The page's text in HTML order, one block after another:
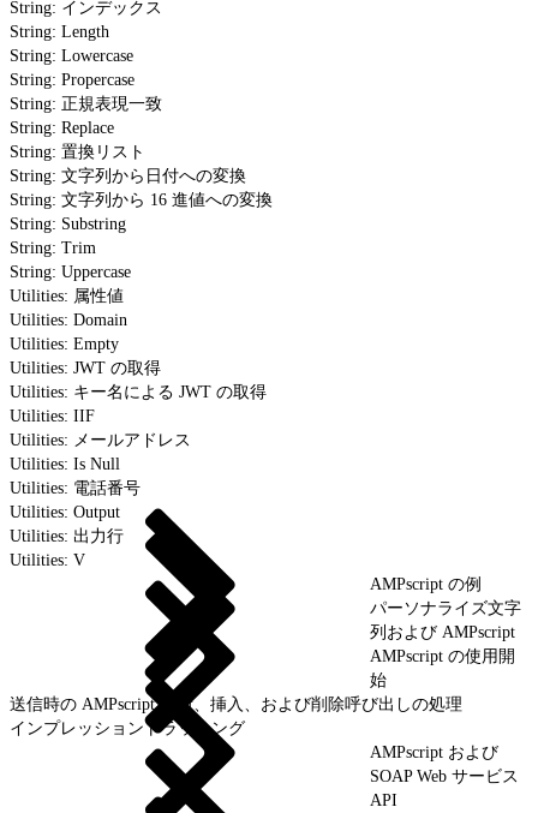
String: インデックス
String: Length
String: Lowercase
String: Propercase
String: 正規表現一致
String: Replace
String: 置換リスト
String: 文字列から日付への変換
String: 文字列から 16 進値への変換
String: Substring
String: Trim
String: Uppercase
Utilities: 属性値
Utilities: Domain
Utilities: Empty
Utilities: JWT の取得
Utilities: キー名による JWT の取得
Utilities: IIF
Utilities: メールアドレス
Utilities: Is Null
Utilities: 電話番号
Utilities: Output
Utilities: 出力行
Utilities: V
AMPscript の例
パーソナライズ文字
列および AMPscript
AMPscript の使用開
始
送信時の AMPscript 更新、挿入、および削除呼び出しの処理
インプレッショントラッキング
AMPscript および
SOAP Web サービス
API